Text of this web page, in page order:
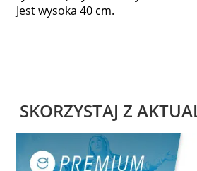
Jest wysoka 40 cm.
SKORZYSTAJ Z